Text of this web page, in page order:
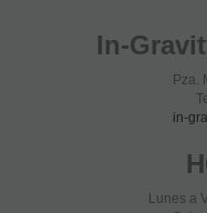
In-
Pza.
in-
Lunes a